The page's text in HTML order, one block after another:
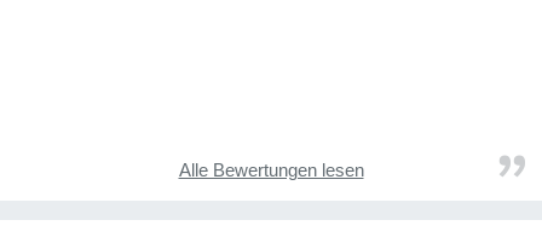
Alle Bewertungen lesen